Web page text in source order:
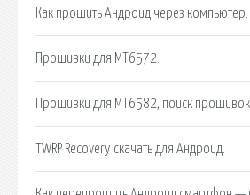
Как прошить Андроид через компьютер.
Прошивки для MT6572.
Прошивки для MT6582, поиск
TWRP Recovery скачать для Андроид.